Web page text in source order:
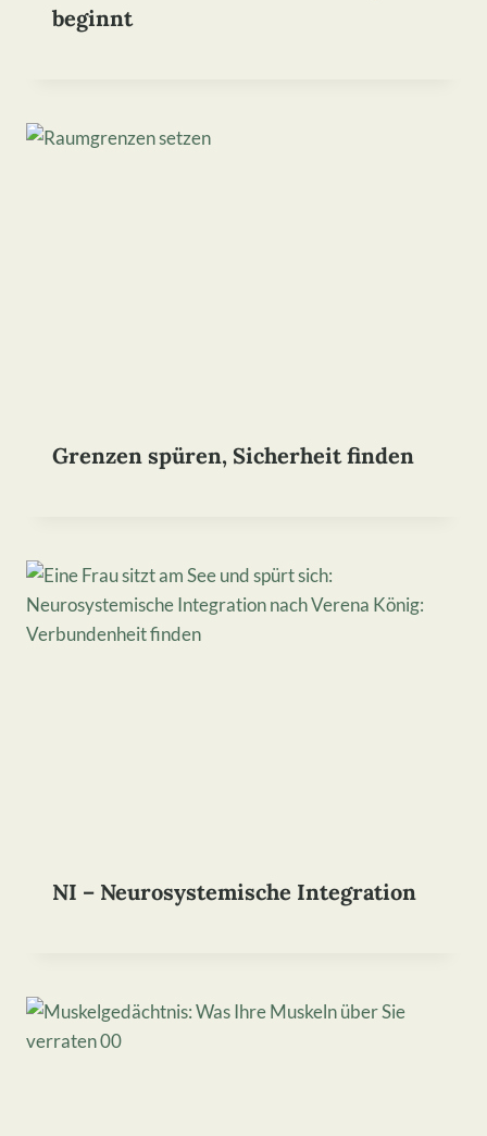
beginnt
Grenzen spüren, Sicherheit finden
NI – Neurosystemische Integration